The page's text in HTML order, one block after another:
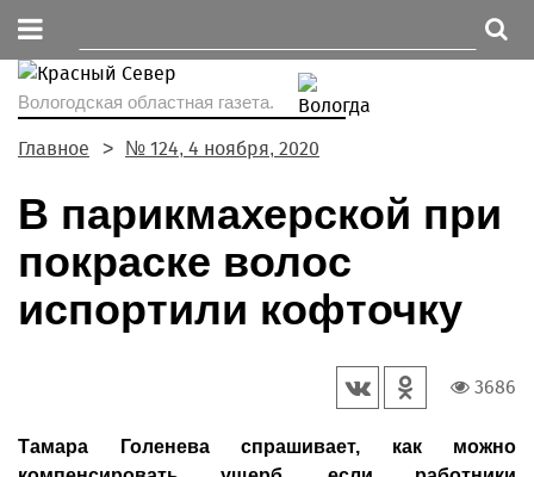
Вологодская областная газета.
Главное № 124, 4 ноября, 2020
В парикмахерской при
покраске волос
испортили кофточку
3686
Тамара Голенева спрашивает, как можно